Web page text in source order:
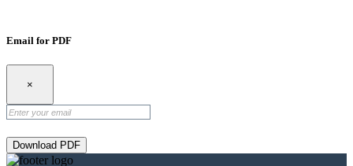
Email for PDF
×
Download PDF